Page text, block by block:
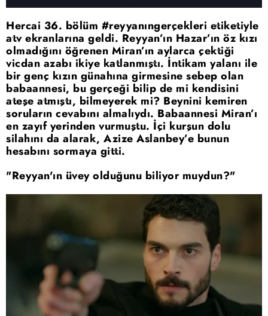
Hercai 36. bölüm #reyyanıngerçekleri etiketiyle
atv ekranlarına geldi. Reyyan’ın Hazar’ın öz kızı
olmadığını öğrenen Miran’ın aylarca çektiği
vicdan azabı ikiye katlanmıştı. İntikam yalanı ile
bir genç kızın günahına girmesine sebep olan
babaannesi, bu gerçeği bilip de mi kendisini
ateşe atmıştı, bilmeyerek mi? Beynini kemiren
soruların cevabını almalıydı. Babaannesi Miran’ı
en zayıf yerinden vurmuştu. İçi kurşun dolu
silahını da alarak, Azize Aslanbey’e bunun
hesabını sormaya gitti.
"Reyyan'ın üvey olduğunu biliyor muydun?"